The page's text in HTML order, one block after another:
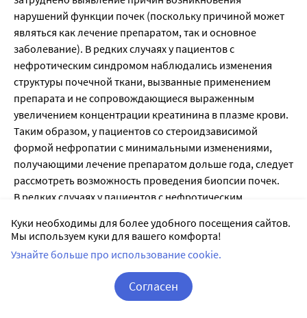
Куки необходимы для более удобного посещения сайтов.
Мы используем куки для вашего комфорта!
Узнайте больше про использование cookie.
Согласен